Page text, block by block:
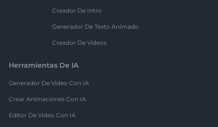
Creador De Intro
Generador De Texto Animado
Creador De Videos
Herramientas De IA
Generador De Video Con IA
Crear Animaciones Con IA
Editor De Video Con IA